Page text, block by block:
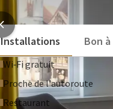
Visiter des musées
Installations
Bon
Wi‑Fi gratuit
Proche de l'autoroute
Restaurant